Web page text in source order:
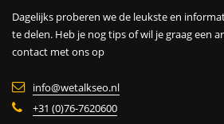
Dagelijks proberen we de leukste en
te delen. Heb je nog tips of wil je graag een
contact met ons op
info@wetalkseo.nl
+31 (0)76-7620600